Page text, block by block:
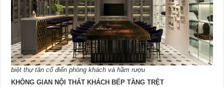
biệt thự tân cổ điển phòng khách và hầm rượu
KHÔNG GIAN NỘI THẤT KHÁCH BẾP TẦNG TRỆT